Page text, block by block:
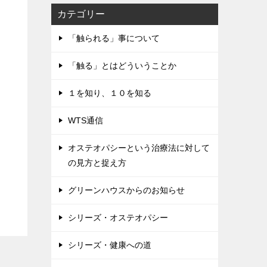
カテゴリー
「触られる」事について
「触る」とはどういうことか
１を知り、１０を知る
WTS通信
オステオパシーという治療法に対して
の見方と捉え方
グリーンハウスからのお知らせ
シリーズ・オステオパシー
シリーズ・健康への道